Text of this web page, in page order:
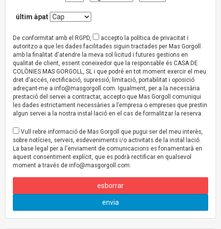
últim àpat
De conformitat amb el RGPD,
accepto la política de privacitat i
autoritzo a que les dades facilitades siguin tractades per Mas Gorgoll
amb la finalitat d'atendre la meva sol·licitud i futures gestions en
qualitat de client, essent coneixedor que la responsable és CASA DE
COLÒNIES MAS GORGOLL, SL i que podré en tot moment exercir el meu
dret d'accés, rectificació, supressió, limitació, portabilitat i oposició
adreçant-me a info@masgorgoll.com. Igualment, per a la necessària
prestació del servei a contractar, accepto que Mas Gorgoll comuniqui
les dades estrictament necessàries a l’empresa o empreses que prestin
algun servei a la nostra instal·lació en el cas de formalitzar la reserva.
Vull rebre informació de Mas Gorgoll que pugui ser del meu interès,
sobre notícies, serveis, esdeveniments i/o activitats de la instal·lació.
La base legal per a l'enviament de comunicacions es fonamentarà en
aquest consentiment explícit, que es podrà rectificar en qualsevol
moment a través de info@masgorgoll.com.
esborrar
envia